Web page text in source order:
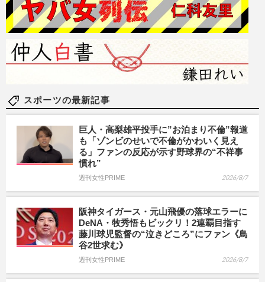
スポーツの最新記事
巨人・高梨雄平投手に”お泊まり不倫”報道
も「ゾンビのせいで不倫がかわいく見え
る」ファンの反応が示す野球界の“不祥事
慣れ”
週刊女性PRIME 2026/8/7
阪神タイガース・元山飛優の落球エラーに
DeNA・牧秀悟もビックリ！2連覇目指す
藤川球児監督の“泣きどころ”にファン《鳥
谷2世求む》
週刊女性PRIME 2026/8/7